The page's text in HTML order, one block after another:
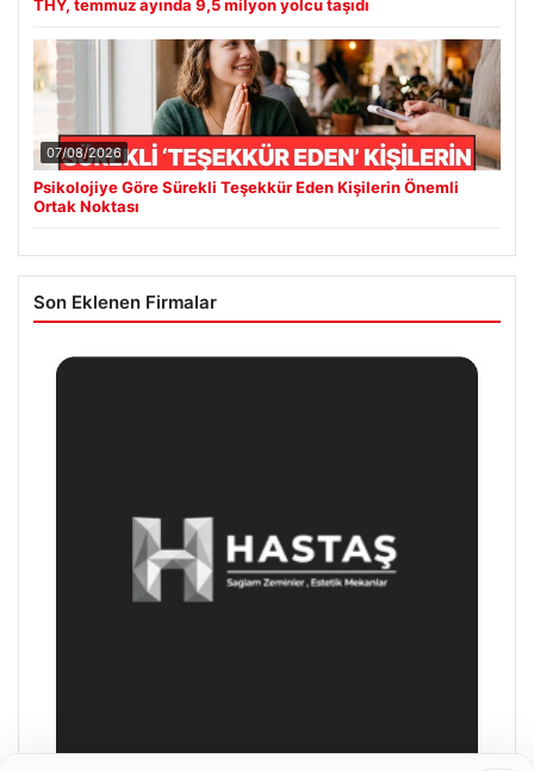
THY, temmuz ayında 9,5 milyon yolcu taşıdı
07/08/2026
Psikolojiye Göre Sürekli Teşekkür Eden Kişilerin Önemli
Ortak Noktası
Son Eklenen Firmalar